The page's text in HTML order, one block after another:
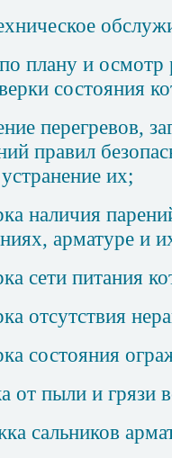
плану и
состояния
перегревов,
правил
их;
наличия
арматуре и
сети питания
отсутствия
состояния
от пыли и грязи
сальников